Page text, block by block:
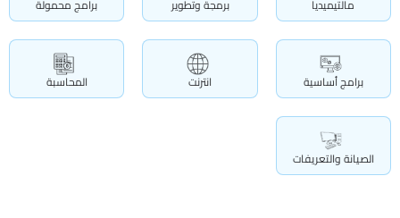
مالتيميديا برمجة وتطوير برامج محمولة
برامج أساسية انترنت المحاسبة
الصيانة والتعريفات